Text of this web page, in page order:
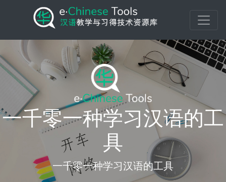
一千零一种学习汉语的工
具
一千零一种学习汉语的工具